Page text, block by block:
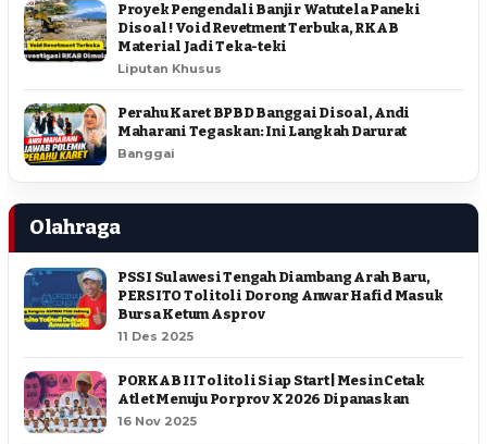
Proyek Pengendali Banjir Watutela Paneki
Disoal ! Void Revetment Terbuka, RKAB
Material Jadi Teka-teki
Liputan Khusus
Perahu Karet BPBD Banggai Disoal, Andi
Maharani Tegaskan: Ini Langkah Darurat
Banggai
Olahraga
PSSI Sulawesi Tengah Diambang Arah Baru,
PERSITO Tolitoli Dorong Anwar Hafid Masuk
Bursa Ketum Asprov
11 Des 2025
PORKAB II Tolitoli Siap Start | Mesin Cetak
Atlet Menuju Porprov X 2026 Dipanaskan
16 Nov 2025